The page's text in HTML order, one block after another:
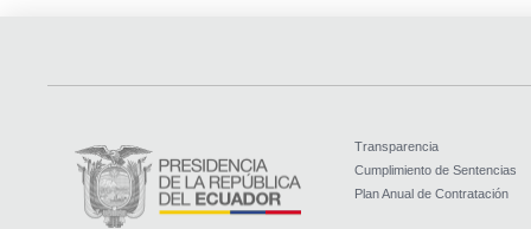
Transparencia
Cumplimiento de Sentencias
Plan Anual de Contratación